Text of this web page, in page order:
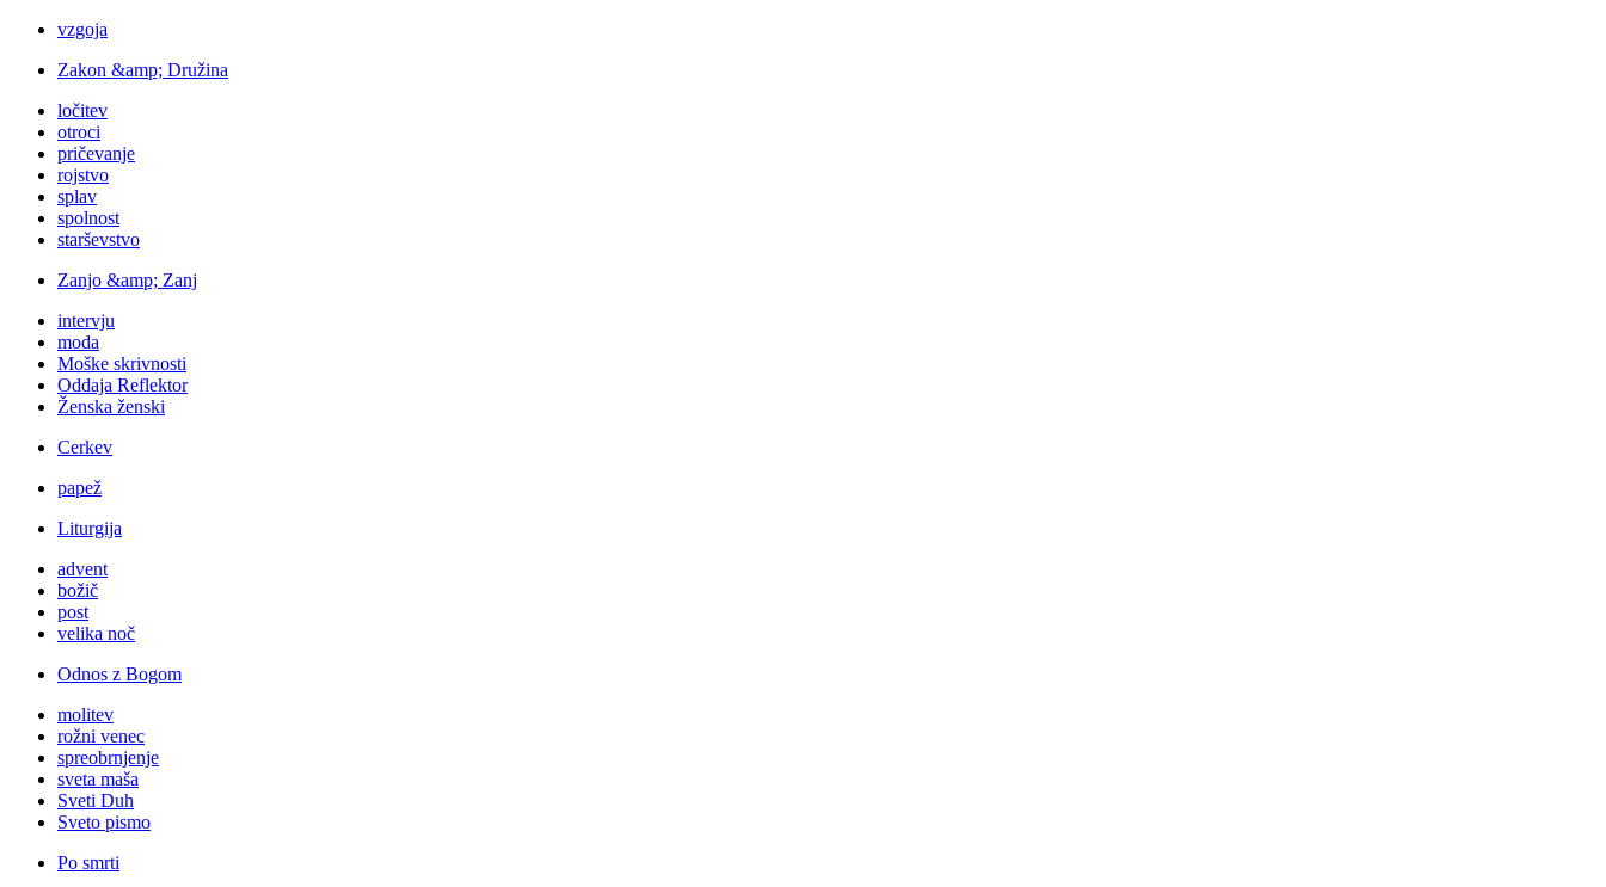
vzgoja
Zakon &amp; Družina
ločitev
otroci
pričevanje
rojstvo
splav
spolnost
starševstvo
Zanjo &amp; Zanj
intervju
moda
Moške skrivnosti
Oddaja Reflektor
Ženska ženski
Cerkev
papež
Liturgija
advent
božič
post
velika noč
Odnos z Bogom
molitev
rožni venec
spreobrnjenje
sveta maša
Sveti Duh
Sveto pismo
Po smrti